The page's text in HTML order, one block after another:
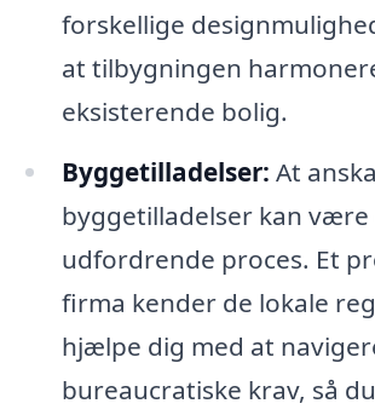
forskellige
at tilbygningen
eksisterende bolig.
Byggetilladelser: At
byggetilladelser kan være
udfordrende proces. Et
firma kender de lokale
hjælpe dig med at
bureaucratiske krav, så